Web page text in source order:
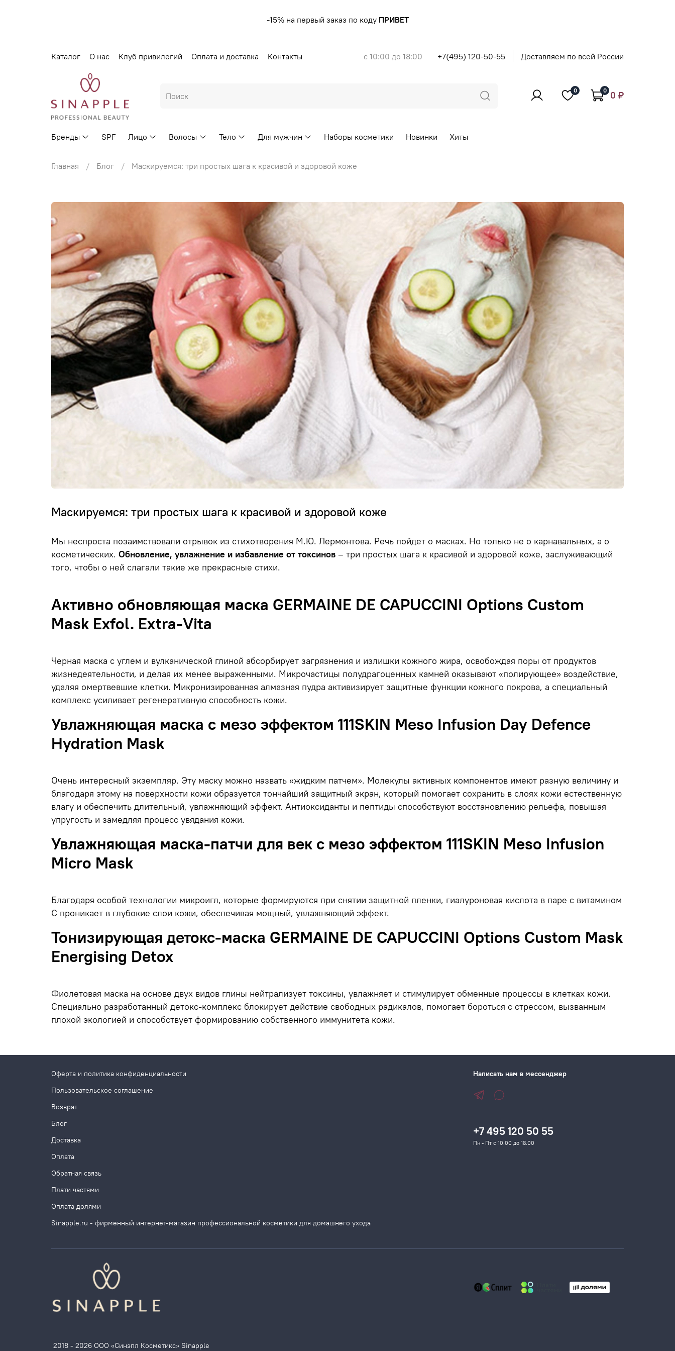
-15% на первый заказ по коду ПРИВЕТ
Каталог О нас Клуб привилегий Оплата и доставка Контакты с 10:00 до 18:00 +7(495) 120-50-55 Доставляем по всей России
0 0 0 ₽
Бренды SPF Лицо Волосы Тело Для мужчин Наборы косметики Новинки Хиты
Главная Блог Маскируемся: три простых шага к красивой и здоровой коже
Маскируемся: три простых шага к красивой и здоровой коже
Мы неспроста позаимствовали отрывок из стихотворения М.Ю. Лермонтова. Речь пойдет о масках. Но только не о карнавальных, а о
косметических. Обновление, увлажнение и избавление от токсинов – три простых шага к красивой и здоровой коже, заслуживающий
того, чтобы о ней слагали такие же прекрасные стихи.
Активно обновляющая маска GERMAINE DE CAPUCCINI Options Custom
Mask Exfol. Extra-Vita
Черная маска с углем и вулканической глиной абсорбирует загрязнения и излишки кожного жира, освобождая поры от продуктов
жизнедеятельности, и делая их менее выраженными. Микрочастицы полудрагоценных камней оказывают «полирующее» воздействие,
удаляя омертвевшие клетки. Микронизированная алмазная пудра активизирует защитные функции кожного покрова, а специальный
комплекс усиливает регенеративную способность кожи.
Увлажняющая маска с мезо эффектом 111SKIN Meso Infusion Day Defence
Hydration Mask
Очень интересный экземпляр. Эту маску можно назвать «жидким патчем». Молекулы активных компонентов имеют разную величину и
благодаря этому на поверхности кожи образуется тончайший защитный экран, который помогает сохранить в слоях кожи естественную
влагу и обеспечить длительный, увлажняющий эффект. Антиоксиданты и пептиды способствуют восстановлению рельефа, повышая
упругость и замедляя процесс увядания кожи.
Увлажняющая маска-патчи для век с мезо эффектом 111SKIN Meso Infusion
Micro Mask
Благодаря особой технологии микроигл, которые формируются при снятии защитной пленки, гиалуроновая кислота в паре с витамином
С проникает в глубокие слои кожи, обеспечивая мощный, увлажняющий эффект.
Тонизирующая детокс-маска GERMAINE DE CAPUCCINI Options Custom Mask
Energising Detox
Фиолетовая маска на основе двух видов глины нейтрализует токсины, увлажняет и стимулирует обменные процессы в клетках кожи.
Специально разработанный детокс-комплекс блокирует действие свободных радикалов, помогает бороться с стрессом, вызванным
плохой экологией и способствует формированию собственного иммунитета кожи.
Оферта и политика конфиденциальности
Пользовательское соглашение
Возврат
Блог
Доставка
Оплата
Обратная связь
Плати частями
Оплата долями
Sinapple.ru - фирменный интернет-магазин профессиональной косметики для домашнего ухода
Написать нам в мессенджер
+7 495 120 50 55
Пн - Пт с 10.00 до 18.00
2018 - 2026 ООО «Синэпл Косметикс» Sinapple